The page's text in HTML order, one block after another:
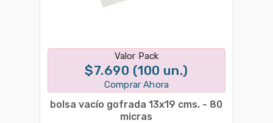
Disponible en 1 variantes
Valor Pack
$7.690 (100 un.)
Comprar Ahora
bolsa vacío gofrada 13x19 cms. - 80
micras